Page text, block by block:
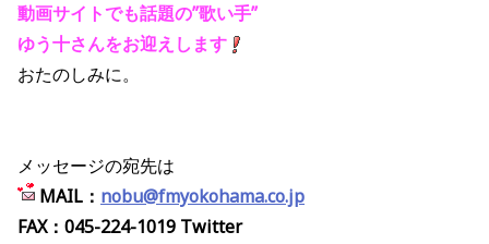
動画サイトでも話題の”歌い手”
ゆう十さんをお迎えします
おたのしみに。
メッセージの宛先は
MAIL： nobu@fmyokohama.co.jp
FAX：045-224-1019 Twitter